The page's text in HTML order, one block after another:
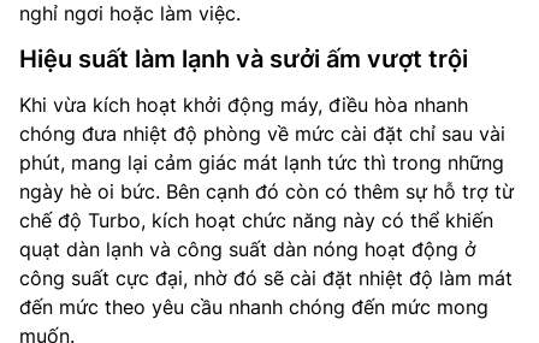
nghỉ ngơi hoặc làm việc.
Hiệu suất làm lạnh và sưởi ấm vượt trội
Khi vừa kích hoạt khởi động máy, điều hòa nhanh
chóng đưa nhiệt độ phòng về mức cài đặt chỉ sau vài
phút, mang lại cảm giác mát lạnh tức thì trong những
ngày hè oi bức. Bên cạnh đó còn có thêm sự hỗ trợ từ
chế độ Turbo, kích hoạt chức năng này có thể khiến
quạt dàn lạnh và công suất dàn nóng hoạt động ở
công suất cực đại, nhờ đó sẽ cài đặt nhiệt độ làm mát
đến mức theo yêu cầu nhanh chóng đến mức mong
muốn.